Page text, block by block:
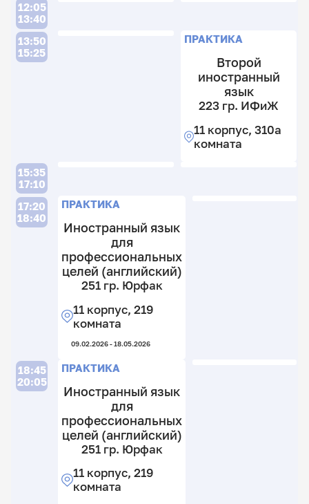
12:05
13:40
13:50
15:25
ПРАКТИКА
Второй
иностранный
язык
223 гр. ИФиЖ
11 корпус, 310а
комната
15:35
17:10
17:20
18:40
ПРАКТИКА
Иностранный язык
для
профессиональных
целей (английский)
251 гр. Юрфак
11 корпус, 219
комната
09.02.2026 - 18.05.2026
18:45
20:05
ПРАКТИКА
Иностранный язык
для
профессиональных
целей (английский)
251 гр. Юрфак
11 корпус, 219
комната